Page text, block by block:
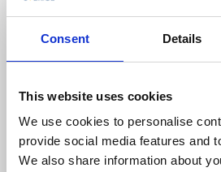
Consent Details
This website uses cookies
We use cookies to personalise
provide social media features and
We also share information about
Badplats Vänd Igen
Hamburgö